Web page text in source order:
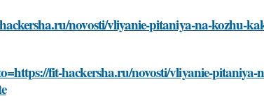
novosti/vliyanie-pitaniya-na-kozhu-
fit-hackersha.ru/novosti/vliyanie-pitaniya-